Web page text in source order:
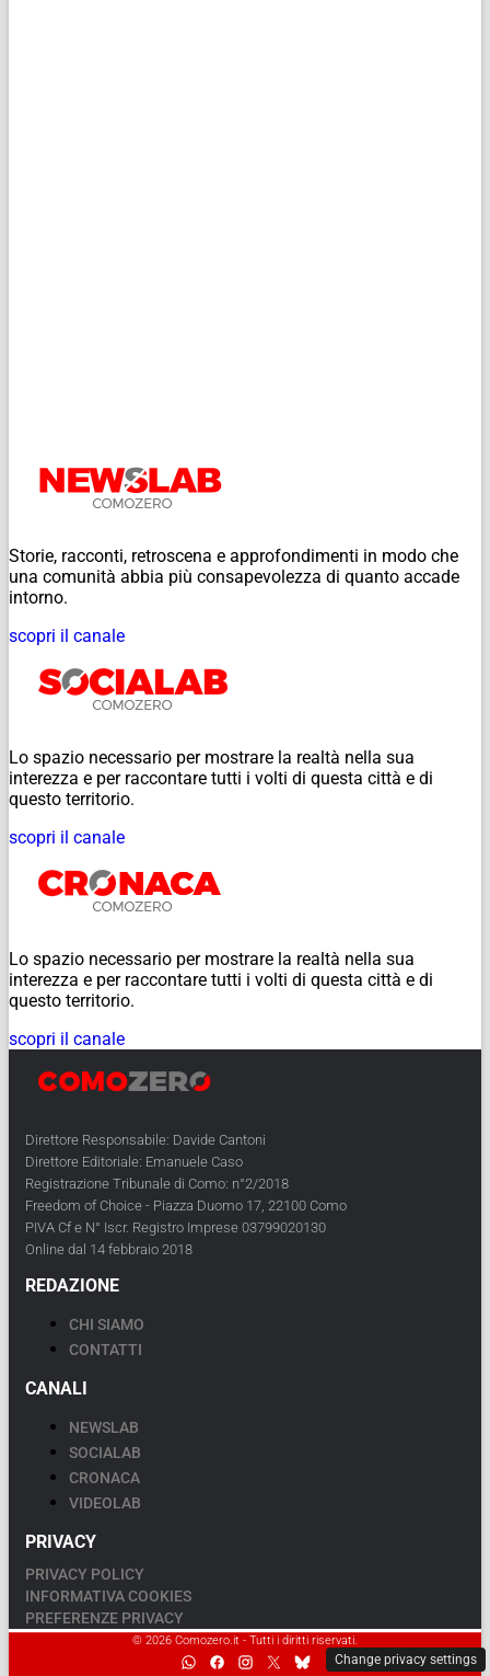
Storie, racconti, retroscena e approfondimenti in modo che
una comunità abbia più consapevolezza di quanto accade
intorno.
scopri il canale
Lo spazio necessario per mostrare la realtà nella sua
interezza e per raccontare tutti i volti di questa città e di
questo territorio.
scopri il canale
Lo spazio necessario per mostrare la realtà nella sua
interezza e per raccontare tutti i volti di questa città e di
questo territorio.
scopri il canale
Direttore Responsabile: Davide Cantoni
Direttore Editoriale: Emanuele Caso
Registrazione Tribunale di Como: n°2/2018
Freedom of Choice - Piazza Duomo 17, 22100 Como
PIVA Cf e N° Iscr. Registro Imprese 03799020130
Online dal 14 febbraio 2018
REDAZIONE
CHI SIAMO
CONTATTI
CANALI
NEWSLAB
SOCIALAB
CRONACA
VIDEOLAB
PRIVACY
PRIVACY POLICY
INFORMATIVA COOKIES
PREFERENZE PRIVACY
© 2026 Comozero.it - Tutti i diritti riservati.
Change privacy settings